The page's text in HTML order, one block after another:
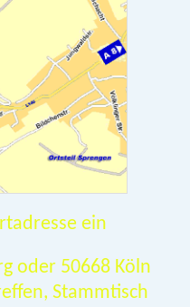
ein
oder 50668 Köln
Stammtisch